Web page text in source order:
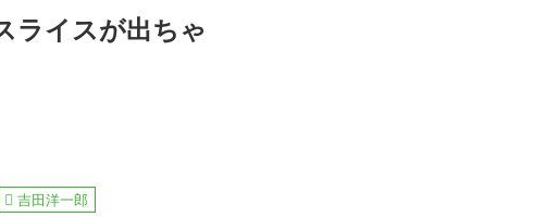
ライスが出ちゃ
吉田洋一郎